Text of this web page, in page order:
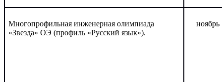
Многопрофильная инженерная олимпиада
«Звезда» ОЭ (профиль «Русский язык»).
ноябрь